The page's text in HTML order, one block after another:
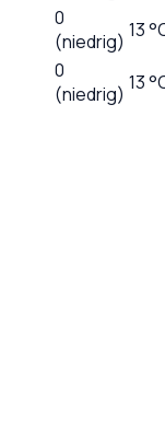
0
(niedrig) 13
0
(niedrig) 13